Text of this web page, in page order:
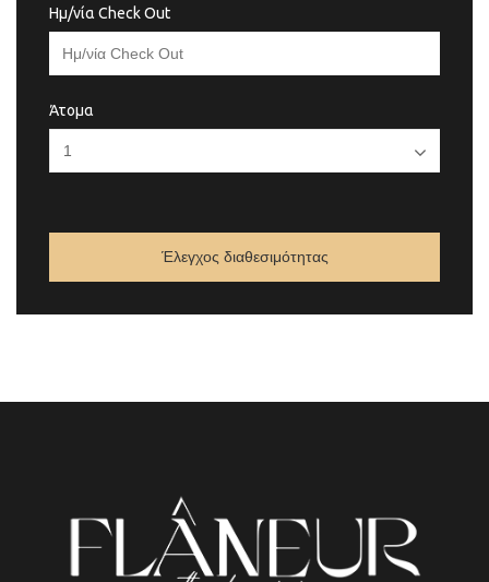
Ημ/νία Check Out
Άτομα
Έλεγχος διαθεσιμότητας